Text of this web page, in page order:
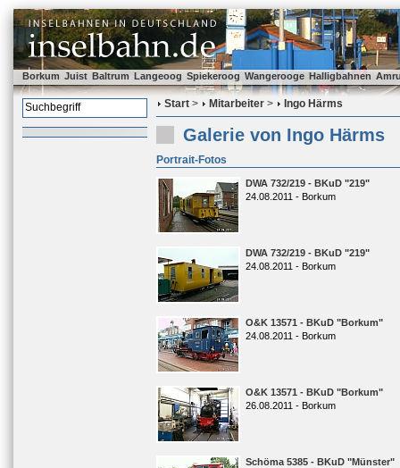
Borkum Juist Baltrum Langeoog Spiekeroog Wangerooge Halligbahnen
Start > Mitarbeiter > Ingo Härms
Galerie von Ingo Härms
Portrait-Fotos
DWA 732/219 - BKuD "219"
24.08.2011 - Borkum
DWA 732/219 - BKuD "219"
24.08.2011 - Borkum
O&K 13571 - BKuD "Borkum"
24.08.2011 - Borkum
O&K 13571 - BKuD "Borkum"
26.08.2011 - Borkum
Schöma 5385 - BKuD "Münster"